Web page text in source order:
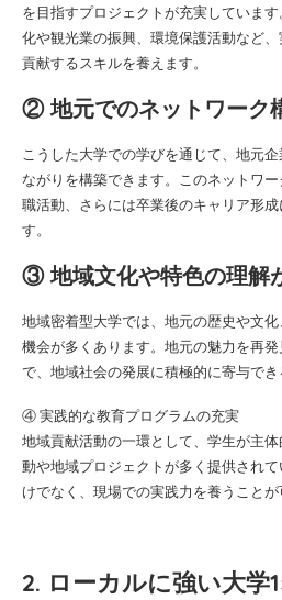
を目指すプロジェクトが充実していま
化や観光業の振興、環境保護活動など
貢献するスキルを養えます。
② 地元でのネットワーク
こうした大学での学びを通じて、地元
ながりを構築できます。このネットワ
職活動、さらには卒業後のキャリア形
す。
③ 地域文化や特色の理解
地域密着型大学では、地元の歴史や文
機会が多くあります。地元の魅力を再
で、地域社会の発展に積極的に寄与でき
④ 実践的な教育プログラムの充実
地域貢献活動の一環として、学生が主
動や地域プロジェクトが多く提供され
けでなく、現場での実践力を養うことが
2. ローカルに強い大学